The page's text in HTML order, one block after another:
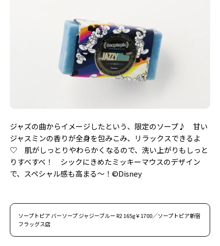
Seventeenについて
Follow us
新規会員登録・ログイン
ジャズの曲からイメージしたという、限定のソープ♪ 甘い
ジャスミンの香りが全身を包みこみ、リラックスできるよ
♡ 肌がしっとりやわらかくなるので、洗い上がりもしっと
りすべすべ！ シックにきめたミッキーマウスのデザイン
で、スペシャル感も高まる〜！©Disney
ソープトピア バーソープ ジャジーブルー R2 165g￥1700／ソープトピア新宿
フラッグス店